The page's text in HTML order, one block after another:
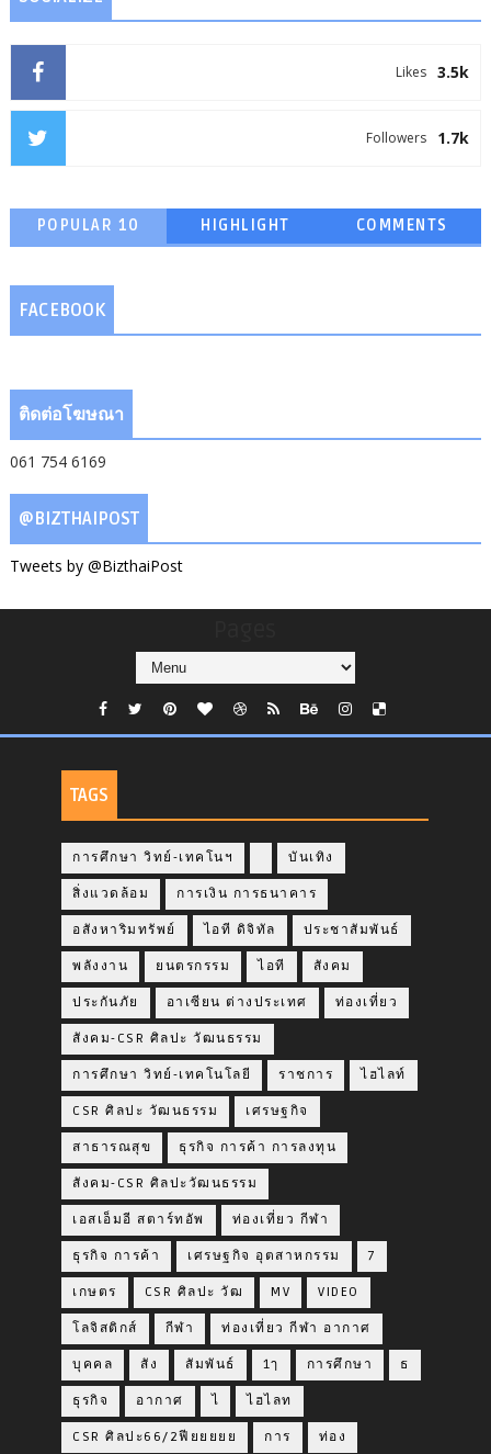
3.5k
Likes
1.7k
Followers
POPULAR 10 HIGHLIGHT COMMENTS
FACEBOOK
ติดต่อโฆษณา
061 754 6169
@BIZTHAIPOST
Tweets by @BizthaiPost
TAGS
การศึกษา วิทย์-เทคโนฯ บันเทิง
สิ่งแวดล้อม การเงิน การธนาคาร
อสังหาริมทรัพย์ ไอที ดิจิทัล ประชาสัมพันธ์
พลังงาน ยนตรกรรม ไอที สังคม
ประกันภัย อาเซียน ต่างประเทศ ท่องเที่ยว
สังคม-CSR ศิลปะ วัฒนธรรม
การศึกษา วิทย์-เทคโนโลยี ราชการ ไฮไลท์
CSR ศิลปะ วัฒนธรรม เศรษฐกิจ
สาธารณสุข ธุรกิจ การค้า การลงทุน
สังคม-CSR ศิลปะวัฒนธรรม
เอสเอ็มอี สตาร์ทอัพ ท่องเที่ยว กีฬา
ธุรกิจ การค้า เศรษฐกิจ อุตสาหกรรม 7
เกษตร CSR ศิลปะ วัฒ MV VIDEO
โลจิสติกส์ กีฬา ท่องเที่ยว กีฬา อากาศ
บุคคล สัง สัมพันธ์ 1ๅ การศึกษา ธ
ธุรกิจ อากาศ ไ ไฮไลท
CSR ศิลปะ66/2ฟียยยยย การ ท่อง